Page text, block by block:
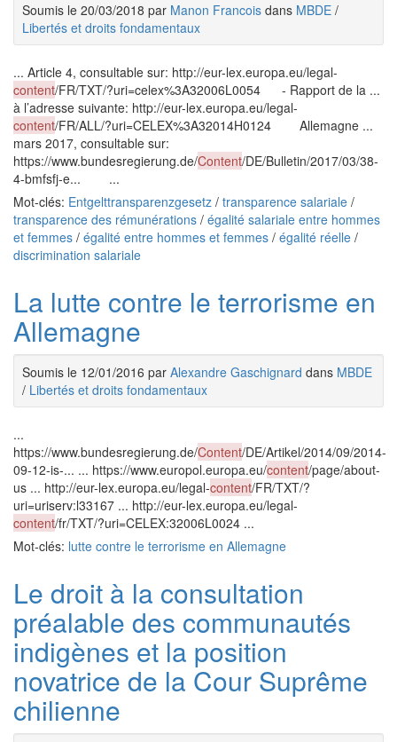
Soumis le 20/03/2018 par Manon Francois dans MBDE /
Libertés et droits fondamentaux
... Article 4, consultable sur: http://eur-lex.europa.eu/legal-
content/FR/TXT/?uri=celex%3A32006L0054 - Rapport de la ...
à l’adresse suivante: http://eur-lex.europa.eu/legal-
content/FR/ALL/?uri=CELEX%3A32014H0124 Allemagne ...
mars 2017, consultable sur:
https://www.bundesregierung.de/Content/DE/Bulletin/2017/03/38-
4-bmfsfj-e... ...
Mot-clés: Entgelttransparenzgesetz / transparence salariale /
transparence des rémunérations / égalité salariale entre hommes
et femmes / égalité entre hommes et femmes / égalité réelle /
discrimination salariale
La lutte contre le terrorisme en
Allemagne
Soumis le 12/01/2016 par Alexandre Gaschignard dans MBDE
/ Libertés et droits fondamentaux
...
https://www.bundesregierung.de/Content/DE/Artikel/2014/09/2014-
09-12-is-... ... https://www.europol.europa.eu/content/page/about-
us ... http://eur-lex.europa.eu/legal-content/FR/TXT/?
uri=uriserv:l33167 ... http://eur-lex.europa.eu/legal-
content/fr/TXT/?uri=CELEX:32006L0024 ...
Mot-clés: lutte contre le terrorisme en Allemagne
Le droit à la consultation
préalable des communautés
indigènes et la position
novatrice de la Cour Suprême
chilienne